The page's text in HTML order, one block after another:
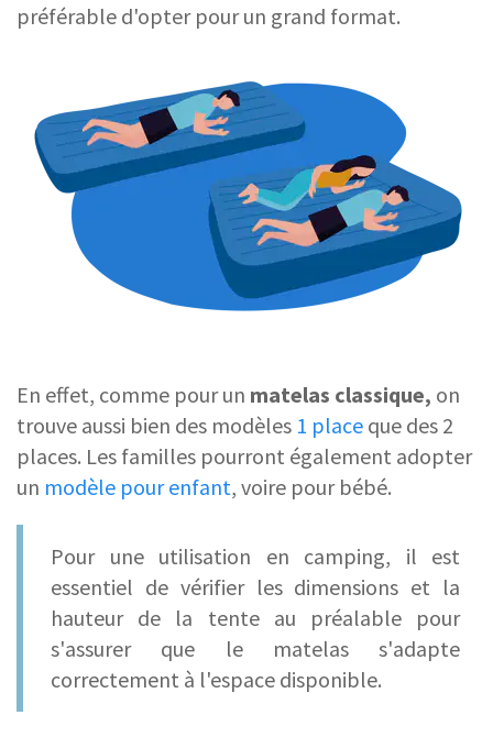
préférable d'opter pour un grand format.
En effet, comme pour un matelas classique, on
trouve aussi bien des modèles 1 place que des 2
places. Les familles pourront également adopter
un modèle pour enfant, voire pour bébé.
Pour une utilisation en camping, il est
essentiel de vérifier les dimensions et la
hauteur de la tente au préalable pour
s'assurer que le matelas s'adapte
correctement à l'espace disponible.